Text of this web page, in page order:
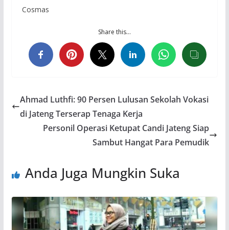
Cosmas
Share this…
Ahmad Luthfi: 90 Persen Lulusan Sekolah Vokasi
di Jateng Terserap Tenaga Kerja
Personil Operasi Ketupat Candi Jateng Siap
Sambut Hangat Para Pemudik
Anda Juga Mungkin Suka